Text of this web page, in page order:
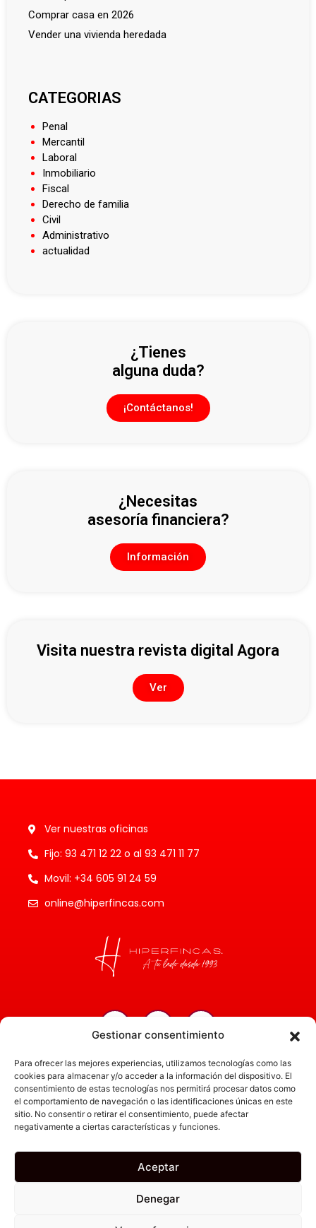
Gestionar consentimiento
Para ofrecer las mejores experiencias, utilizamos tecnologías como las
cookies para almacenar y/o acceder a la información del dispositivo. El
consentimiento de estas tecnologías nos permitirá procesar datos como
el comportamiento de navegación o las identificaciones únicas en este
sitio. No consentir o retirar el consentimiento, puede afectar
negativamente a ciertas características y funciones.
Aceptar
Denegar
comprar casa en 2026
vender una vivienda heredada
CATEGORIAS
Penal
Mercantil
Laboral
Inmobiliario
Fiscal
Derecho de familia
Civil
Administrativo
actualidad
¿Tienes
alguna duda?
¡Contáctanos!
¿Necesitas
asesoría financiera?
Información
Visita nuestra revista digital Agora
Ver
Ver nuestras oficinas
Fijo: 93 471 12 22 o al 93 471 11 77
Movil: +34 605 91 24 59
online@hiperfincas.com
Servicios
Administración
Actualidad
Empresa
Política de Privacidad